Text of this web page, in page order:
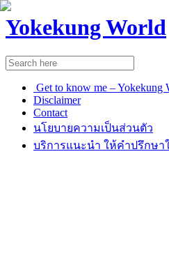
Yokekung World
Get to know me – Yokekung
Disclaimer
Contact
นโยบายความเป็นส่วนตัว
บริการแนะนำ ให้คำปรึกษา